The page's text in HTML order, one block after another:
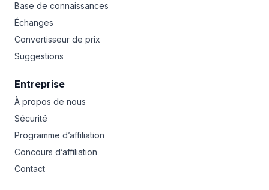
Base de connaissances
Échanges
Convertisseur de prix
Suggestions
Entreprise
À propos de nous
Sécurité
Programme d’affiliation
Concours d’affiliation
Contact